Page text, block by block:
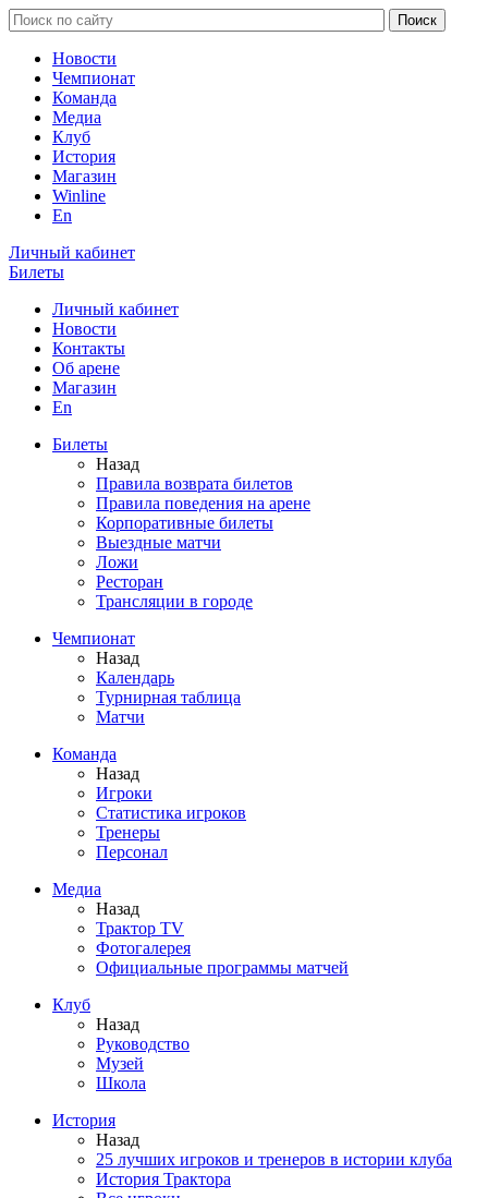
Новости
Чемпионат
Команда
Медиа
Клуб
История
Магазин
Winline
En
Личный кабинет
Билеты
Личный кабинет
Новости
Контакты
Об арене
Магазин
En
Билеты
Назад
Правила возврата билетов
Правила поведения на арене
Корпоративные билеты
Выездные матчи
Ложи
Ресторан
Трансляции в городе
Чемпионат
Назад
Календарь
Турнирная таблица
Матчи
Команда
Назад
Игроки
Статистика игроков
Тренеры
Персонал
Медиа
Назад
Трактор TV
Фотогалерея
Официальные программы матчей
Клуб
Назад
Руководство
Музей
Школа
История
Назад
25 лучших игроков и тренеров в истории клуба
История Трактора